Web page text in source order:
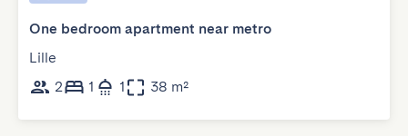
One bedroom apartment near metro
Lille
2
1 1 38 m²